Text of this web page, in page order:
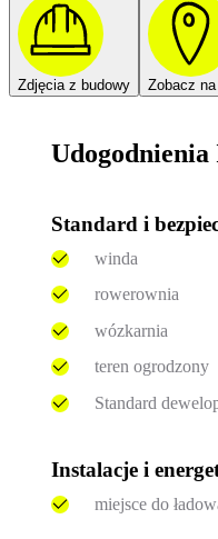
Zdjęcia z budowy Zobacz
Standard i
winda
rowerownia
wózkarnia
teren ogrodzony
Standard
Instalacje i
miejsce do